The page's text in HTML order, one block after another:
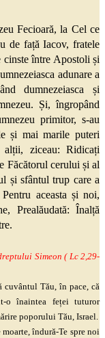
Fecioară, la Cel ce
de față Iacov, fratele
între Apostoli și
adunare a
dumnezeiasca și
Și, îngropând
primitor, s-au
și mai marile puteri
alții, ziceau: Ridicați
Făcătorul cerului și al
și sfântul trup care a
aceasta și noi,
Prealăudată: Înalță
Simeon ( Lc2,29-
cuvântul Tău, în pace, că
o înaintea feței tuturor
poporului Tău, Israel.
îndură-Te spre noi